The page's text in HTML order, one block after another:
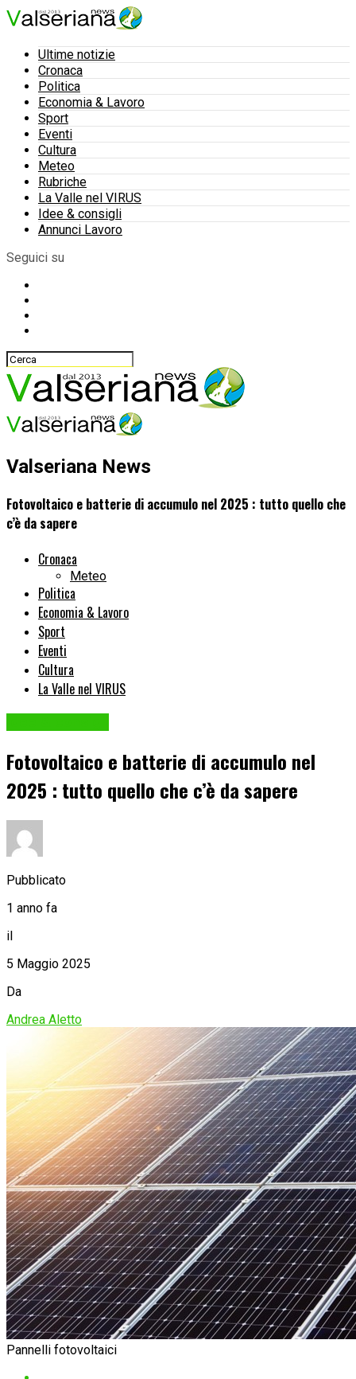
Ultime notizie
Cronaca
Politica
Economia & Lavoro
Sport
Eventi
Cultura
Meteo
Rubriche
La Valle nel VIRUS
Idee & consigli
Annunci Lavoro
Seguici su
Valseriana News
Fotovoltaico e batterie di accumulo nel 2025 : tutto quello che
c’è da sapere
Cronaca
Meteo
Politica
Economia & Lavoro
Sport
Eventi
Cultura
La Valle nel VIRUS
Fotovoltaico e batterie di accumulo nel
2025 : tutto quello che c’è da sapere
Pubblicato
1 anno fa
il
5 Maggio 2025
Da
Andrea Aletto
Pannelli fotovoltaici